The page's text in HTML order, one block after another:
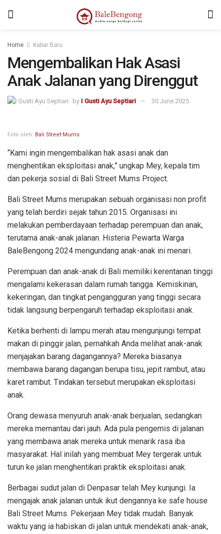
Home Kabar Baru
Mengembalikan Hak Asasi
Anak Jalanan yang Direnggut
by I Gusti Ayu Septiari 30 June 2025
Foto oleh: Bali Street Mums
“Kami ingin mengembalikan hak asasi anak dan
menghentikan eksploitasi anak,” ungkap Mey, kepala tim
dan pekerja sosial di Bali Street Mums Project.
Bali Street Mums merupakan sebuah organisasi non profit
yang telah berdiri sejak tahun 2015. Organisasi ini
melakukan pemberdayaan terhadap perempuan dan anak,
terutama anak-anak jalanan. Histeria Pewarta Warga
BaleBengong 2024 mengundang anak-anak ini menari.
Perempuan dan anak-anak di Bali memiliki kerentanan tinggi
mengalami kekerasan dalam rumah tangga. Kemiskinan,
kekeringan, dan tingkat pengangguran yang tinggi secara
tidak langsung berpengaruh terhadap eksploitasi anak.
Ketika berhenti di lampu merah atau mengunjungi tempat
makan di pinggir jalan, pernahkah Anda melihat anak-anak
menjajakan barang dagangannya? Mereka biasanya
membawa barang dagangan berupa tisu, jepit rambut, atau
karet rambut. Tindakan tersebut merupakan eksploitasi
anak.
Orang dewasa menyuruh anak-anak berjualan, sedangkan
mereka memantau dari jauh. Ada pula pengemis di jalanan
yang membawa anak mereka untuk menarik rasa iba
masyarakat. Hal inilah yang membuat Mey tergerak untuk
turun ke jalan menghentikan praktik eksploitasi anak.
Berbagai sudut jalan di Denpasar telah Mey kunjungi. Ia
mengajak anak jalanan untuk ikut dengannya ke safe house
Bali Street Mums. Pekerjaan Mey tidak mudah. Banyak
waktu yang ia habiskan di jalan untuk mendekati anak-anak,